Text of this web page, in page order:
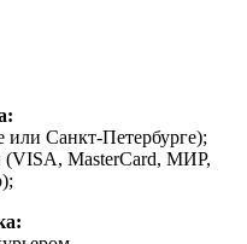
Санкт-Петербурге);
(VISA, MasterCard, МИР,